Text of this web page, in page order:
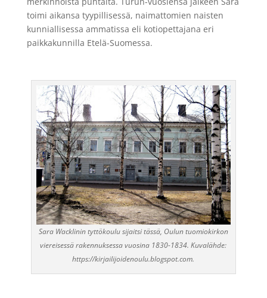
toimi aikansa tyypillisessä, naimattomien naisten
kunniallisessa ammatissa eli kotiopettajana eri
paikkakunnilla Etelä-Suomessa.
Sara Wacklinin tyttökoulu sijaitsi tässä, Oulun tuomiokirkon
viereisessä rakennuksessa vuosina 1830-1834. Kuvalähde:
https://kirjailijoidenoulu.blogspot.com.